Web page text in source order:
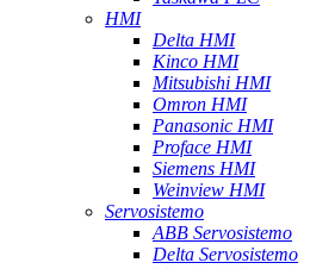
HMI
Delta HMI
Kinco HMI
Mitsubishi HMI
Omron HMI
Panasonic HMI
Proface HMI
Siemens HMI
Weinview HMI
Servosistemo
ABB Servosistemo
Delta Servosistemo